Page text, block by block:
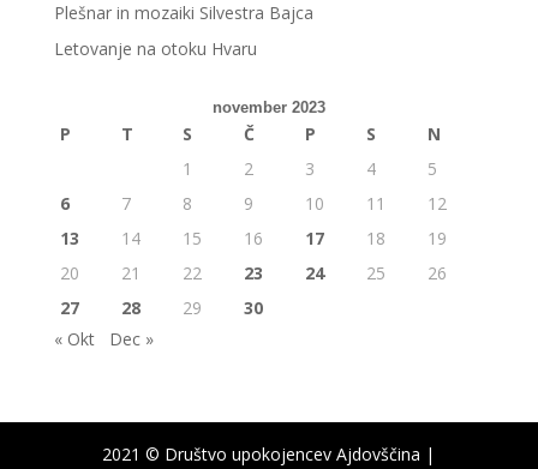
Plešnar in mozaiki Silvestra Bajca
Letovanje na otoku Hvaru
november 2023
P T S Č P S
N
1
2 3 4
5
6
7 8 9 10 11
12
13
14 15 16 17 18
19
20
21 22 23 24 25
26
27
28 29
30
« Okt
Dec »
2021 © Društvo upokojencev Ajdovščina |